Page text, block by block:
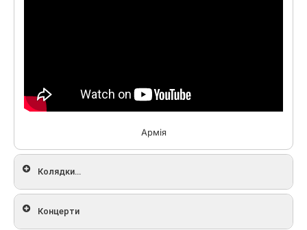
Армія
Колядки...
Концерти